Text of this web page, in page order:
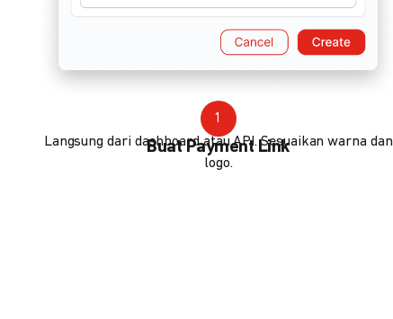
1
Buat Payment Link
Langsung dari dashboard atau API. Sesuaikan warna dan
logo.